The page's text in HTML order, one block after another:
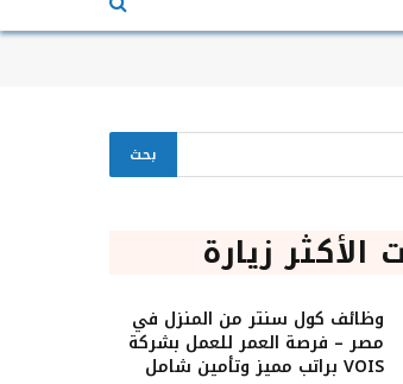
الأكثر زيارة
وظائف كول سنتر من المنزل في
مصر – فرصة العمر للعمل بشركة
VOIS براتب مميز وتأمين شامل